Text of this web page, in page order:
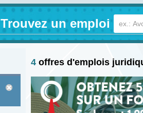
Trouvez un emploi
4 offres d'emplois